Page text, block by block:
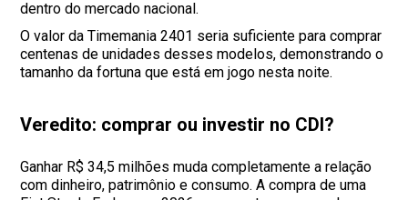
dentro do mercado nacional.
O valor da Timemania 2401 seria suficiente para comprar
centenas de unidades desses modelos, demonstrando o
tamanho da fortuna que está em jogo nesta noite.
Veredito: comprar ou investir no CDI?
Ganhar R$ 34,5 milhões muda completamente a relação
com dinheiro, patrimônio e consumo. A compra de uma